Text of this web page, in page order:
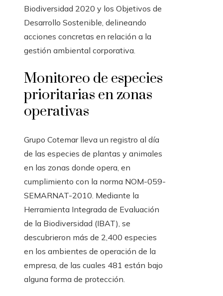
Biodiversidad 2020 y los Objetivos de
Desarrollo Sostenible, delineando
acciones concretas en relación a la
gestión ambiental corporativa.
Monitoreo de especies
prioritarias en zonas
operativas
Grupo Cotemar lleva un registro al día
de las especies de plantas y animales
en las zonas donde opera, en
cumplimiento con la norma NOM-059-
SEMARNAT-2010. Mediante la
Herramienta Integrada de Evaluación
de la Biodiversidad (IBAT), se
descubrieron más de 2,400 especies
en los ambientes de operación de la
empresa, de las cuales 481 están bajo
alguna forma de protección.